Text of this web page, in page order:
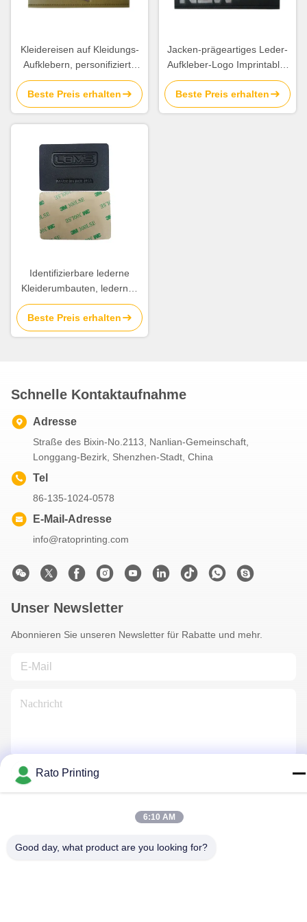
Kleidereisen auf Kleidungs-
Aufklebern, personifizierte
nähende Aufkleber, die
deutlich Ende unterstützen
Beste Preis erhalten
Jacken-prägeartiges Leder-
Aufkleber-Logo Imprintable-
Veloursleder brannte Effekt
des Blick-3D
Beste Preis erhalten
Identifizierbare lederne
Kleiderumbauten, ledernes
Jeans-Flecken-
selbstklebendes Band-
Vollenden
Beste Preis erhalten
Schnelle Kontaktaufnahme
Adresse
Straße des Bixin-No.2113, Nanlian-Gemeinschaft,
Longgang-Bezirk, Shenzhen-Stadt, China
Tel
86-135-1024-0578
E-Mail-Adresse
info@ratoprinting.com
Unser Newsletter
Abonnieren Sie unseren Newsletter für Rabatte und mehr.
Kontaktiere Uns
Rato Printing
6:10 AM
Good day, what product are you looking for?